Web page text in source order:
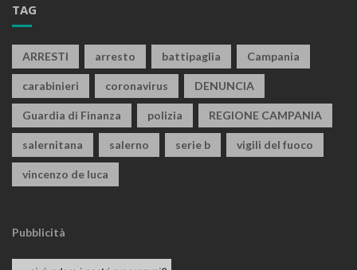
TAG
ARRESTI arresto battipaglia Campania
carabinieri coronavirus DENUNCIA
Guardia di Finanza polizia REGIONE CAMPANIA
salernitana salerno serie b vigili del fuoco
vincenzo de luca
Pubblicità